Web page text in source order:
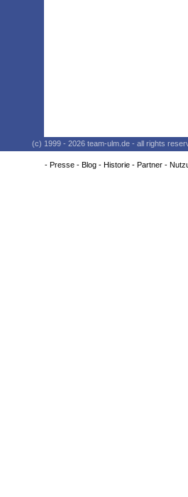
(c) 1999 - 2026 team-ulm.de - all rights
- Presse- Blog- Historie- Partner-